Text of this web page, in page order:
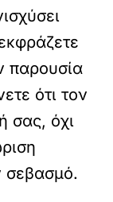
παρουσία
ότι τον
σας, όχι
σεβασμό.